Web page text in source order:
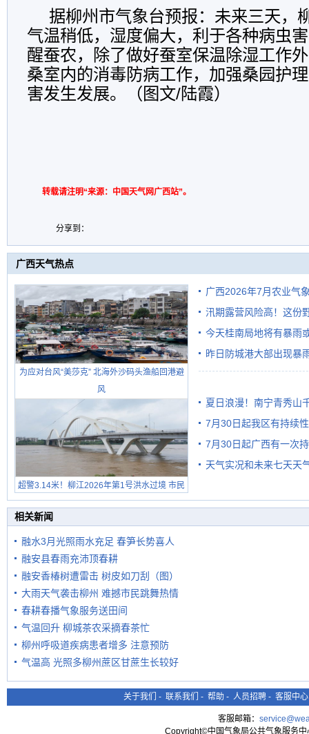
据柳州市气象台预报：未来三天，
气温稍低，湿度偏大，利于各种病虫
醒蚕农，除了做好蚕室保温除湿工作
桑室内的消毒防病工作，加强桑园护
害发生发展。（图文/陆霞）
转载请注明“来源：中国天气网广西站”。
分享到：
广西天气热点
为应对台风“美莎克” 北海外沙码头渔船回港避
风
超警3.14米！柳江2026年第1号洪水过境 市民
在堤岸见证汛况
广西2026年7月农业气
汛期露营风险高！这份
今天桂南局地将有暴雨
需继续防范
昨日防城港大部出现暴
雨
夏日浪漫！南宁青秀山
7月30日起我区有持续
7月30日起广西有一次
天气实况和未来七天天
相关新闻
融水3月光照雨水充足 春笋长势喜人
融安县春雨充沛顶春耕
融安香椿树遭雷击 树皮如刀刮（图）
大雨天气袭击柳州 难撼市民跳舞热情
春耕春播气象服务送田间
气温回升 柳城茶农采摘春茶忙
柳州呼吸道疾病患者增多 注意预防
气温高 光照多柳州蔗区甘蔗生长较好
关于我们 - 联系我们 - 帮助 - 人员招聘 - 客服中心
客服邮箱：
Copyright©中国气象局公共气象服务